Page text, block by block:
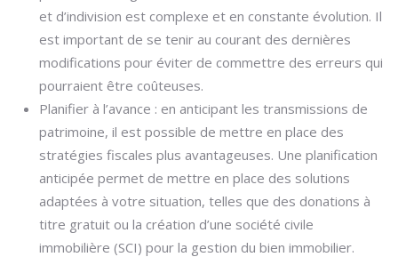
et d’indivision est complexe et en constante évolution. Il
est important de se tenir au courant des dernières
modifications pour éviter de commettre des erreurs qui
pourraient être coûteuses.
Planifier à l’avance : en anticipant les transmissions de
patrimoine, il est possible de mettre en place des
stratégies fiscales plus avantageuses. Une planification
anticipée permet de mettre en place des solutions
adaptées à votre situation, telles que des donations à
titre gratuit ou la création d’une société civile
immobilière (SCI) pour la gestion du bien immobilier.